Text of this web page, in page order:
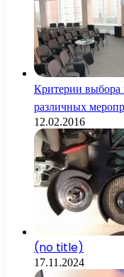
Критерии выбора
различных
12.02.2016
(no title)
17.11.2024